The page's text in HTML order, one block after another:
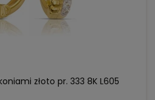
złoto pr. 333 8K L605
KOSZYKA